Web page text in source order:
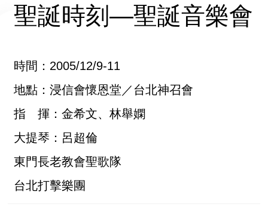
聖誕時刻—聖誕音樂會
時間：2005/12/9-11
地點：浸信會懷恩堂／台北神召會
指 揮：金希文、林舉嫻
大提琴：呂超倫
東門長老教會聖歌隊
台北打擊樂團